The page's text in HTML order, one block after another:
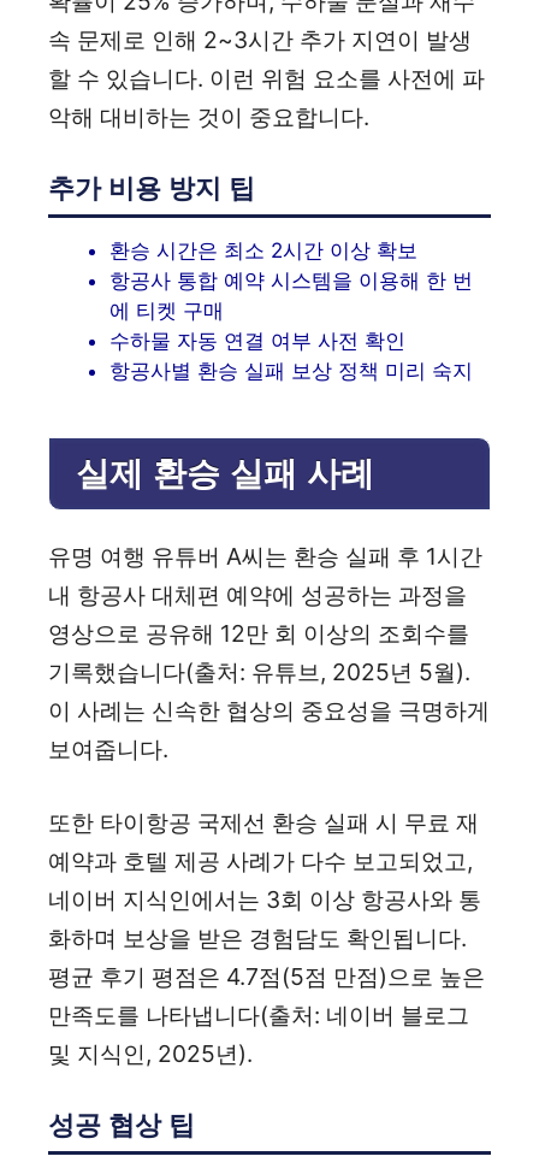
속 문제로 인해 2~3시간 추가 지연이 발생
할 수 있습니다. 이런 위험 요소를 사전에 파
악해 대비하는 것이 중요합니다.
추가 비용 방지 팁
환승 시간은 최소 2시간 이상 확보
항공사 통합 예약 시스템을 이용해 한 번
에 티켓 구매
수하물 자동 연결 여부 사전 확인
항공사별 환승 실패 보상 정책 미리 숙지
실제 환승 실패 사례
유명 여행 유튜버 A씨는 환승 실패 후 1시간
내 항공사 대체편 예약에 성공하는 과정을
영상으로 공유해 12만 회 이상의 조회수를
기록했습니다(출처: 유튜브, 2025년 5월).
이 사례는 신속한 협상의 중요성을 극명하게
보여줍니다.
또한 타이항공 국제선 환승 실패 시 무료 재
예약과 호텔 제공 사례가 다수 보고되었고,
네이버 지식인에서는 3회 이상 항공사와 통
화하며 보상을 받은 경험담도 확인됩니다.
평균 후기 평점은 4.7점(5점 만점)으로 높은
만족도를 나타냅니다(출처: 네이버 블로그
및 지식인, 2025년).
성공 협상 팁